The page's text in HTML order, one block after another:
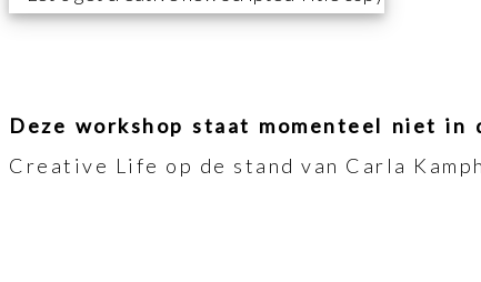
Deze workshop staat momenteel niet in
Creative Life op de stand van Carla